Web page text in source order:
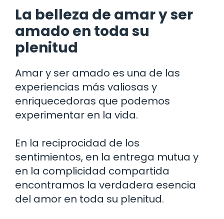
La belleza de amar y ser
amado en toda su
plenitud
Amar y ser amado es una de las
experiencias más valiosas y
enriquecedoras que podemos
experimentar en la vida.
En la reciprocidad de los
sentimientos, en la entrega mutua y
en la complicidad compartida
encontramos la verdadera esencia
del amor en toda su plenitud.